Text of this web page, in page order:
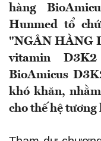
hàng
Hunmed tổ
"NGÂN HÀNG
vitamin
BioAmicus
khó khăn,
cho thế hệ tương